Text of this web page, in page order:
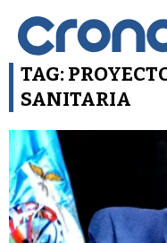
TAG:
SANITARIA